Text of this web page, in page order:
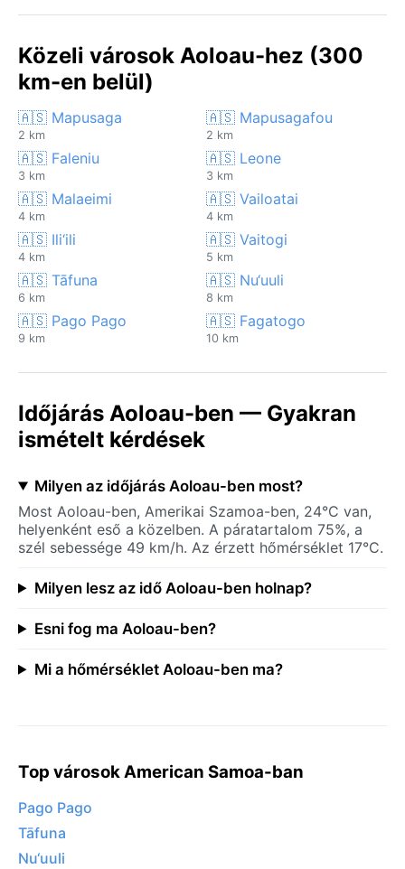
Közeli városok Aoloau-hez (300
km-en belül)
🇦🇸 Mapusaga
2 km
🇦🇸 Mapusagafou
2 km
🇦🇸 Faleniu
3 km
🇦🇸 Leone
3 km
🇦🇸 Malaeimi
4 km
🇦🇸 Vailoatai
4 km
🇦🇸 Ili‘ili
4 km
🇦🇸 Vaitogi
5 km
🇦🇸 Tāfuna
6 km
🇦🇸 Nu‘uuli
8 km
🇦🇸 Pago Pago
9 km
🇦🇸 Fagatogo
10 km
Időjárás Aoloau-ben — Gyakran
ismételt kérdések
Milyen az időjárás Aoloau-ben most?
Most Aoloau-ben, Amerikai Szamoa-ben, 24°C van,
helyenként eső a közelben. A páratartalom 75%, a
szél sebessége 49 km/h. Az érzett hőmérséklet 17°C.
Milyen lesz az idő Aoloau-ben holnap?
Esni fog ma Aoloau-ben?
Mi a hőmérséklet Aoloau-ben ma?
Top városok American Samoa-ban
Pago Pago
Tāfuna
Nu‘uuli